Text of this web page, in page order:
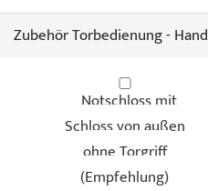
Zubehör Torbedienung - Hand
Notschloss mit
Schloss von außen
ohne Torgriff
(Empfehlung)